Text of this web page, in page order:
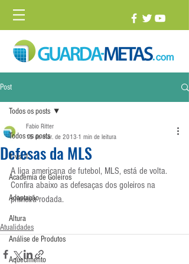
Post
Todos os posts
1 vs. 1
Academia de Goleiros
Adaptação
Altura
Análise de Produtos
Aquecimento
Todos os posts
Defesas da MLS
Fabio Ritter
15 de mar. de 2013 1 min de leitura
A liga americana de futebol, MLS, está de volta.
Confira abaixo as defesaças dos goleiros na
primeira rodada.
Atualidades